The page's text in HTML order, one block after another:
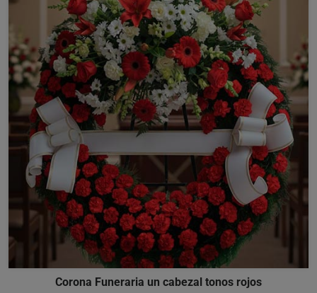
Corona Funeraria un cabezal tonos rojos